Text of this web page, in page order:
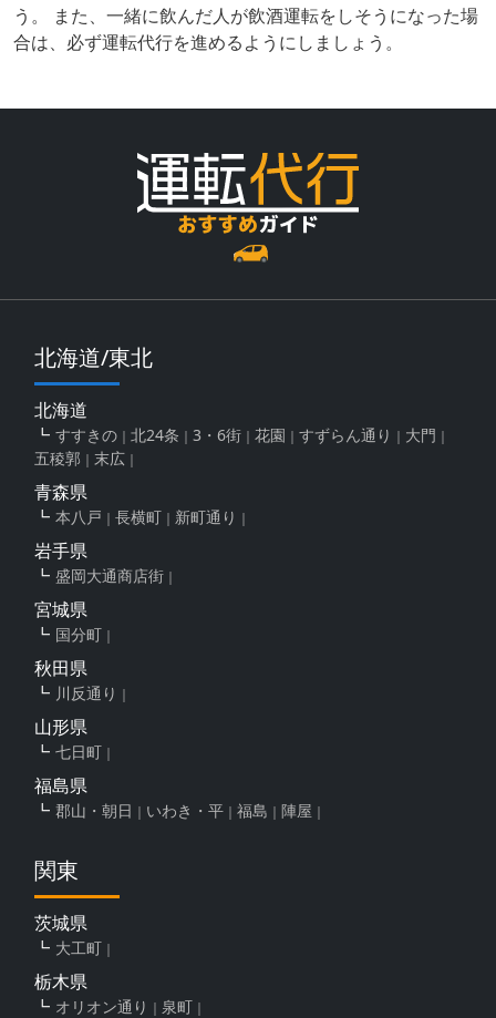
う。 また、一緒に飲んだ人が飲酒運転をしそうになった場
合は、必ず運転代行を進めるようにしましょう。
北海道/東北
北海道
すすきの 北24条 3・6街 花園 すずらん通り
大門
五稜郭
末広
青森県
本八戸 長横町 新町通り
岩手県
盛岡大通商店街
宮城県
国分町
秋田県
川反通り
山形県
七日町
福島県
郡山・朝日 いわき・平 福島 陣屋
関東
茨城県
大工町
栃木県
オリオン通り 泉町